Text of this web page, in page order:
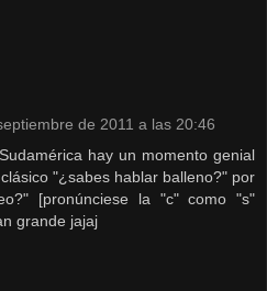
de 2011 a las 20:46
hay un momento genial
"¿sabes hablar balleno?" por
[pronúnciese la "c" como "s"
grande jajaj